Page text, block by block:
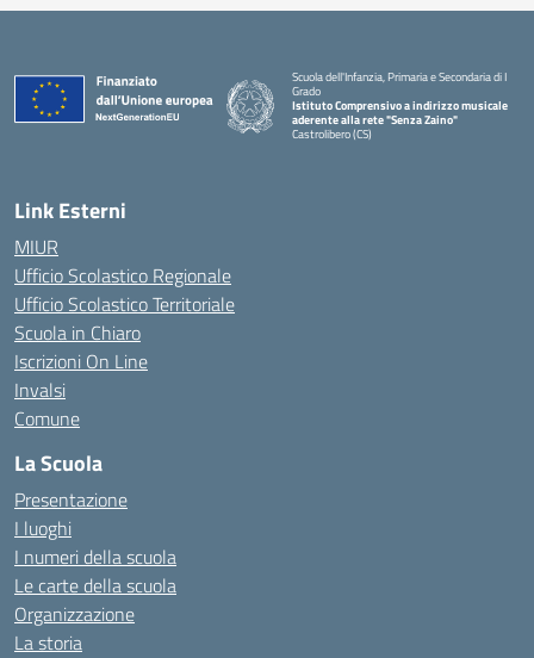
Scuola dell'Infanzia, Primaria e Secondaria di I
Grado
Istituto Comprensivo a indirizzo musicale
aderente alla rete "Senza Zaino"
Castrolibero (CS)
Link Esterni
MIUR
Ufficio Scolastico Regionale
Ufficio Scolastico Territoriale
Scuola in Chiaro
Iscrizioni On Line
Invalsi
Comune
La Scuola
Presentazione
I luoghi
I numeri della scuola
Le carte della scuola
Organizzazione
La storia